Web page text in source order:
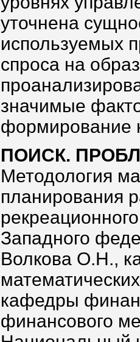
уточнена
используемых
спроса на
значимые
формирование
ПОИСК.
Методология
планирования
Западного
Волкова О.Н.,
кафедры
финансового